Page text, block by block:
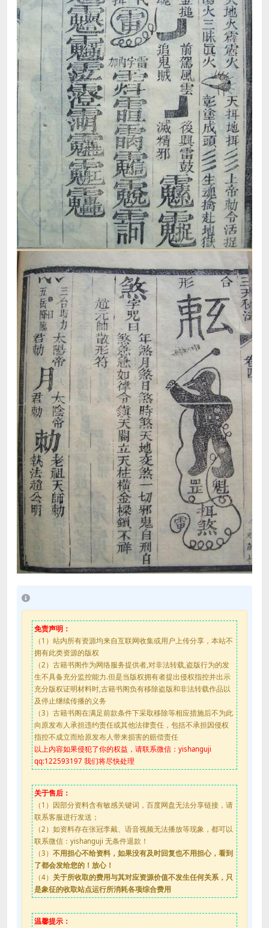
免责声明：
（1）站内所有资源均来自互联网收集或用户上传分享，本站不
拥有此类资源的版权
（2）古籍书阁作为网络服务提供者,对非法转载,盗版行为的发
生不具备充分监控能力.但是当版权拥有者提出侵权指控并出示
充分版权证明材料时,古籍书阁负有移除盗版和非法转载作品以
及停止继续传播的义务
（3）古籍书阁在满足前款条件下采取移除等相应措施后不为此
向原发布人承担违约责任或其他法律责任，包括不承担因侵权
指控不成立而给原发布人带来损害的赔偿责任
以上内容如果侵犯了你的权益，请联系微信：yishanguji
qq:122593197 我们将尽快处理
关于售后：
（1）因部分资料含有敏感关键词，百度网盘无法分享链接，请
联系客服进行发送；
（2）如资料存在张冠李戴、语音视频无法播放等现象，都可以
联系微信：yishanguji 无条件退款！
（3） 不用担心不给资料，如果没有及时回复也不用担心，看到
了都会发给您的！放心！
（4） 关于所收取的费用与其对应资源价值不发生任何关系，只
是象征的收取站点运行所消耗各项综合费用
温馨提示：